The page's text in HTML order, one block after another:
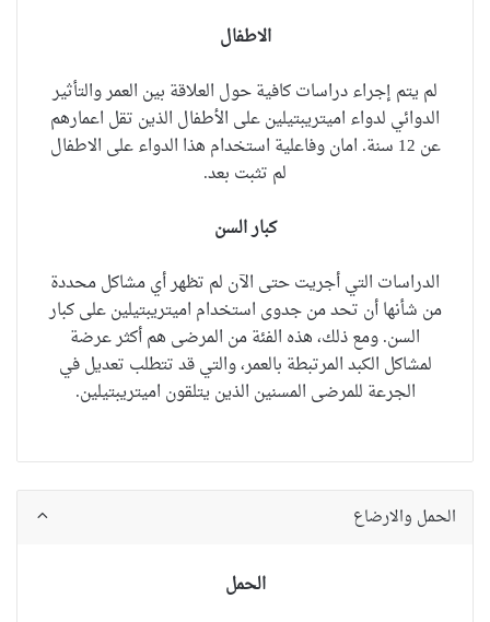
الاطفال
لم يتم إجراء دراسات كافية حول العلاقة بين العمر والتأثير
الدوائي لدواء اميتريبتيلين على الأطفال الذين تقل اعمارهم
عن 12 سنة.
امان وفاعلية استخدام هذا الدواء على الاطفال
لم تثبت بعد.
كبار السن
الدراسات التي أجريت حتى الآن لم تظهر أي مشاكل محددة
من شأنها أن تحد من جدوى استخدام اميتريبتيلين على كبار
السن. ومع ذلك، هذه الفئة من المرضى هم أكثر عرضة
لمشاكل الكبد المرتبطة بالعمر، والتي قد تتطلب تعديل في
الجرعة للمرضى المسنين الذين يتلقون اميتريبتيلين.
الحمل والارضاع
الحمل